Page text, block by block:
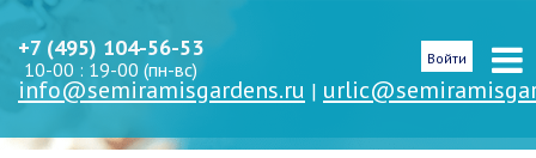
+7 (495) 104-56-53
10-00 : 19-00 (пн-вс)
info@semiramisgardens.ru |
Войти